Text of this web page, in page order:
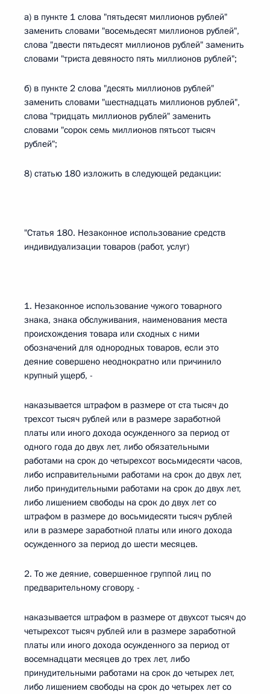
а) в пункте 1 слова "пятьдесят миллионов рублей"
заменить словами "восемьдесят миллионов рублей",
слова "двести пятьдесят миллионов рублей" заменить
словами "триста девяносто пять миллионов рублей";
б) в пункте 2 слова "десять миллионов рублей"
заменить словами "шестнадцать миллионов рублей",
слова "тридцать миллионов рублей" заменить
словами "сорок семь миллионов пятьсот тысяч
рублей";
8) статью 180 изложить в следующей редакции:
"Статья 180. Незаконное использование средств
индивидуализации товаров (работ, услуг)
1. Незаконное использование чужого товарного
знака, знака обслуживания, наименования места
происхождения товара или сходных с ними
обозначений для однородных товаров, если это
деяние совершено неоднократно или причинило
крупный ущерб, -
наказывается штрафом в размере от ста тысяч до
трехсот тысяч рублей или в размере заработной
платы или иного дохода осужденного за период от
одного года до двух лет, либо обязательными
работами на срок до четырехсот восьмидесяти часов,
либо исправительными работами на срок до двух лет,
либо принудительными работами на срок до двух лет,
либо лишением свободы на срок до двух лет со
штрафом в размере до восьмидесяти тысяч рублей
или в размере заработной платы или иного дохода
осужденного за период до шести месяцев.
2. То же деяние, совершенное группой лиц по
предварительному сговору, -
наказывается штрафом в размере от двухсот тысяч до
четырехсот тысяч рублей или в размере заработной
платы или иного дохода осужденного за период от
восемнадцати месяцев до трех лет, либо
принудительными работами на срок до четырех лет,
либо лишением свободы на срок до четырех лет со